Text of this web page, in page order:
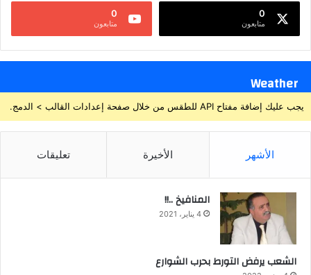
0
متابعون
0
متابعون
Weather
يجب عليك إضافة مفتاح API للطقس من خلال صفحة إعدادات القالب > الدمج.
الأشهر الأخيرة تعليقات
المنافيخ ..!!
4 يناير، 2021
الشعب يرفض التورط بحرب الشوارع